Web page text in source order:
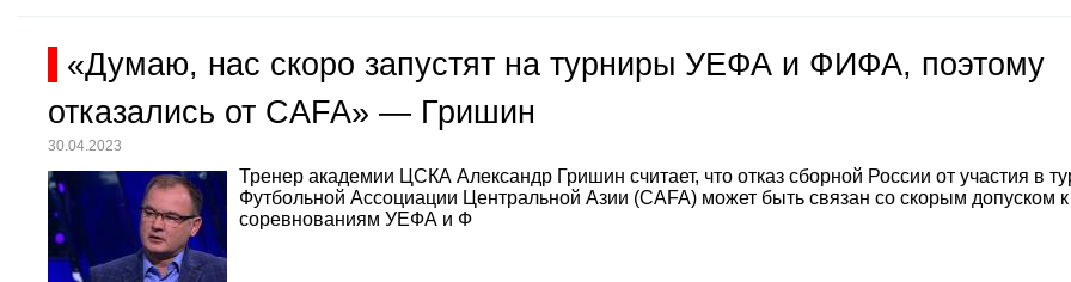
«Думаю, нас скоро запустят на турниры УЕФА и ФИФА, поэтому
отказались от CAFA» — Гришин
30.04.2023
Тренер академии ЦСКА Александр Гришин считает, что отказ сборной России от участия в
Футбольной Ассоциации Центральной Азии (CAFA) может быть связан со скорым допуском к
соревнованиям УЕФА и Ф